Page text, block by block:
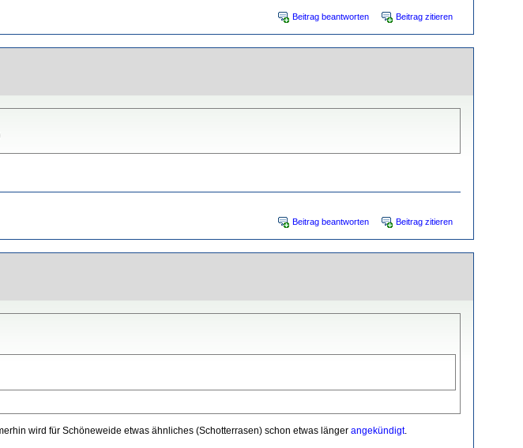
Beitrag beantworten Beitrag zitieren
Beitrag beantworten Beitrag zitieren
wird für Schöneweide etwas ähnliches (Schotterrasen) schon etwas länger angekündigt.